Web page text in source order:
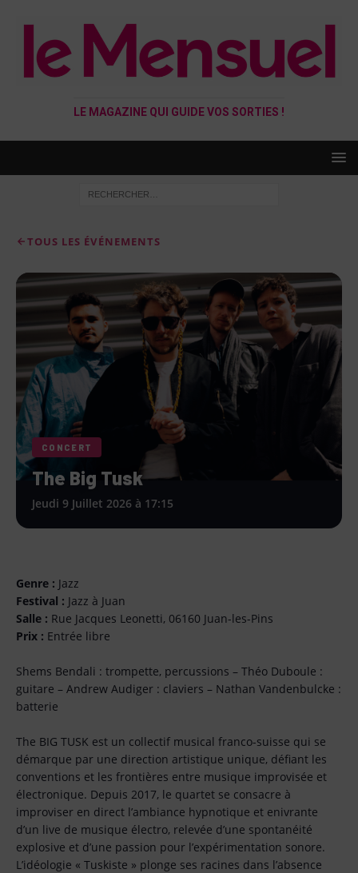
LE MAGAZINE QUI GUIDE VOS SORTIES !
TOUS LES ÉVÉNEMENTS
CONCERT
The Big Tusk
Jeudi 9 Juillet 2026 à 17:15
Genre : Jazz
Festival : Jazz à Juan
Salle : Rue Jacques Leonetti, 06160 Juan-les-Pins
Prix : Entrée libre
Shems Bendali : trompette, percussions – Théo Duboule :
guitare – Andrew Audiger : claviers – Nathan Vandenbulcke :
batterie
The BIG TUSK est un collectif musical franco-suisse qui se
démarque par une direction artistique unique, défiant les
conventions et les frontières entre musique improvisée et
électronique. Depuis 2017, le quartet se consacre à
improviser en direct l’ambiance hypnotique et enivrante
d’un live de musique électro, relevée d’une spontanéité
explosive et d’une passion pour l’expérimentation sonore.
L’idéologie « Tuskiste » plonge ses racines dans l’absence